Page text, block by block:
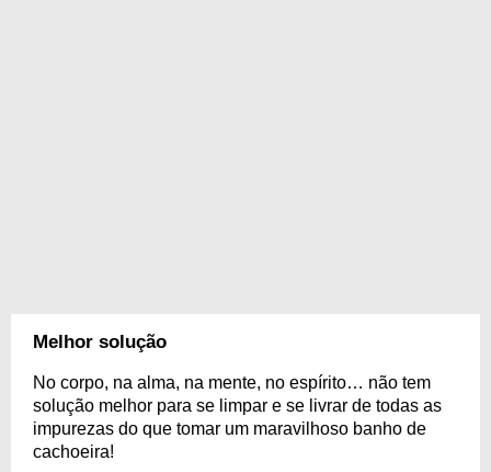
Melhor solução
No corpo, na alma, na mente, no espírito… não tem
solução melhor para se limpar e se livrar de todas as
impurezas do que tomar um maravilhoso banho de
cachoeira!